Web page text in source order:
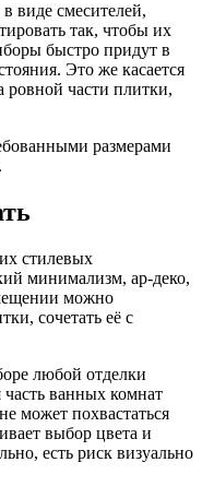
виде смесителей,
так, чтобы их
быстро придут в
Это же касается
ровной части плитки,
размерами
стилевых
минимализм, ар-деко,
можно
сочетать её с
любой отделки
ванных комнат
может похвастаться
выбор цвета и
есть риск визуально